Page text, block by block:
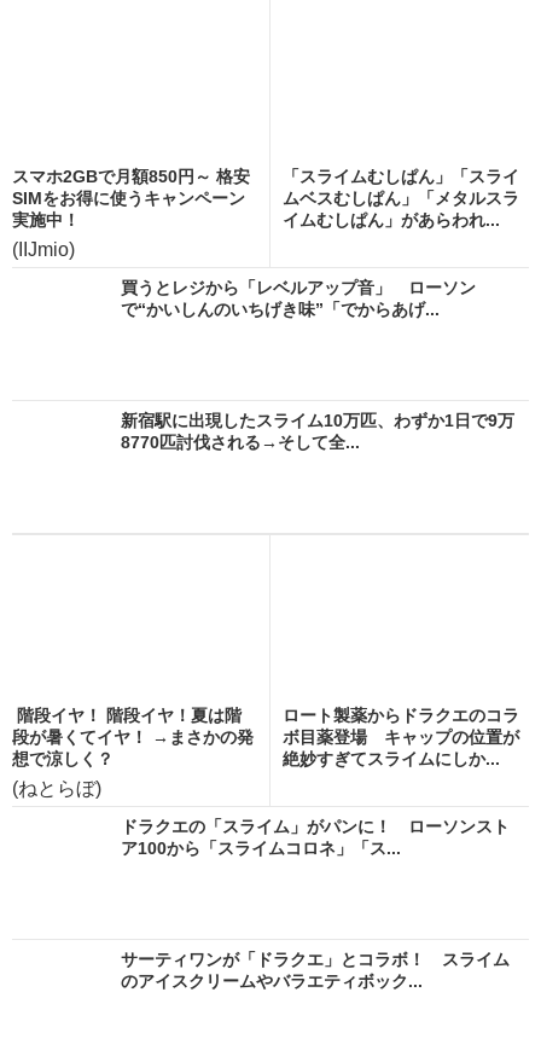
スマホ2GBで月額850円～ 格安
SIMをお得に使うキャンペーン
実施中！
(IIJmio)
「スライムむしぱん」「スライ
ムベスむしぱん」「メタルスラ
イムむしぱん」があらわれ...
買うとレジから「レベルアップ音」 ローソン
で“かいしんのいちげき味”「でからあげ...
新宿駅に出現したスライム10万匹、わずか1日で9万
8770匹討伐される→そして全...
階段イヤ！ 階段イヤ！夏は階
段が暑くてイヤ！ →まさかの発
想で涼しく？
(ねとらぼ)
ロート製薬からドラクエのコラ
ボ目薬登場 キャップの位置が
絶妙すぎてスライムにしか...
ドラクエの「スライム」がパンに！ ローソンスト
ア100から「スライムコロネ」「ス...
サーティワンが「ドラクエ」とコラボ！ スライム
のアイスクリームやバラエティボック...